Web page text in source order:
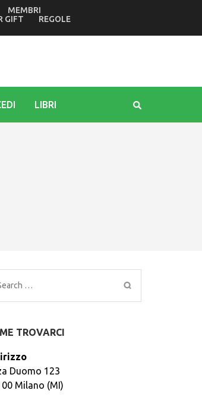
MEMBRI
GIFT
REGOLE
LIBRI
TROVARCI
Duomo 123
Milano (MI)